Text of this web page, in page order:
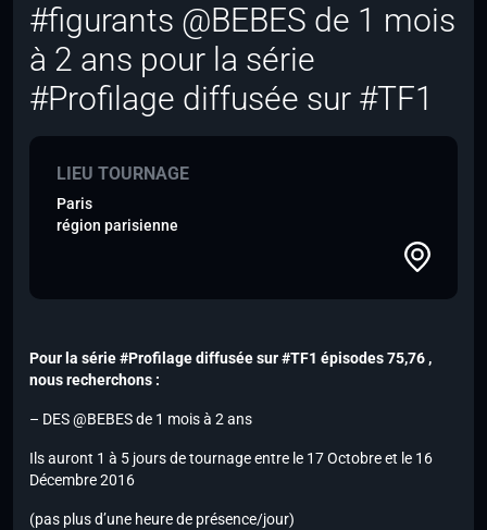
#figurants @BEBES de 1 mois
à 2 ans pour la série
#Profilage diffusée sur #TF1
LIEU TOURNAGE
Paris
région parisienne
Pour la série #Profilage diffusée sur #TF1 épisodes 75,76 ,
nous recherchons :
– DES @BEBES de 1 mois à 2 ans
Ils auront 1 à 5 jours de tournage entre le 17 Octobre et le 16
Décembre 2016
(pas plus d’une heure de présence/jour)